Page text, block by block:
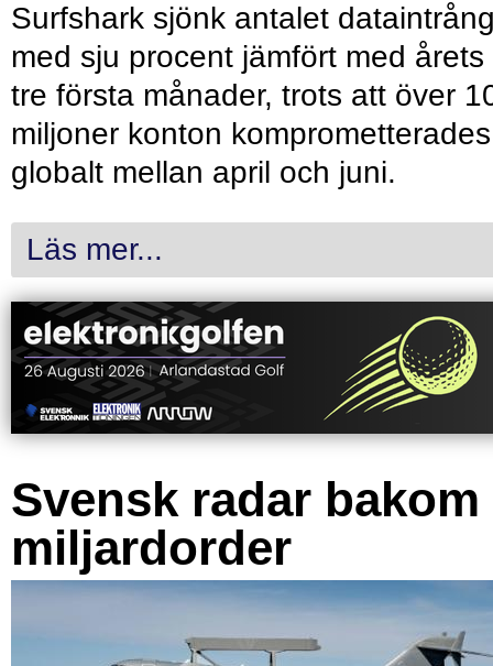
Surfshark sjönk antalet
med sju procent jämfört med årets
tre första månader, trots att över
miljoner konton komprometterades
globalt mellan april och juni.
Läs mer...
Svensk radar bakom
miljardorder